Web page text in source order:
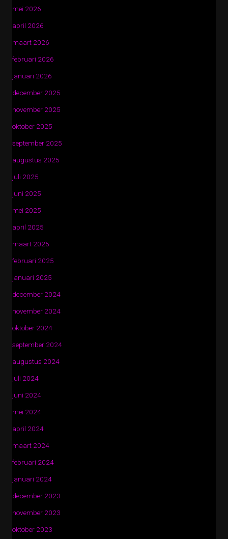
mei 2026
april 2026
maart 2026
februari 2026
januari 2026
december 2025
november 2025
oktober 2025
september 2025
augustus 2025
juli 2025
juni 2025
mei 2025
april 2025
maart 2025
februari 2025
januari 2025
december 2024
november 2024
oktober 2024
september 2024
augustus 2024
juli 2024
juni 2024
mei 2024
april 2024
maart 2024
februari 2024
januari 2024
december 2023
november 2023
oktober 2023